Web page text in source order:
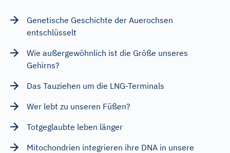
Genetische Geschichte der Auerochsen
entschlüsselt
Wie außergewöhnlich ist die Größe unseres
Gehirns?
Das Tauziehen um die LNG-Terminals
Wer lebt zu unseren Füßen?
Totgeglaubte leben länger
Mitochondrien integrieren ihre DNA in unsere